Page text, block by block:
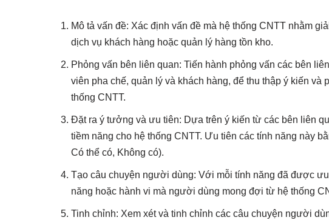
Mô tả vấn đề: Xác định vấn đề mà hệ thống CNTT nhằm
dịch vụ khách hàng hoặc quản lý hàng tồn kho.
Phỏng vấn bên liên quan: Tiến hành phỏng vấn các bên
viên pha chế, quản lý và khách hàng, để thu thập ý kiến
thống CNTT.
Đặt ra ý tưởng và ưu tiên: Dựa trên ý kiến từ các bên liên
tiềm năng cho hệ thống CNTT. Ưu tiên các tính năng này
Có thể có, Không có).
Tạo câu chuyện người dùng: Với mỗi tính năng đã được
năng hoặc hành vi mà người dùng mong đợi từ hệ thống
Tinh chỉnh: Xem xét và tinh chỉnh các câu chuyện người